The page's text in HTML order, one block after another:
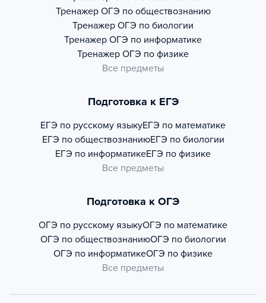
Тренажер ОГЭ по обществознанию
Тренажер ОГЭ по биологии
Тренажер ОГЭ по информатике
Тренажер ОГЭ по физике
Все предметы
Подготовка к ЕГЭ
ЕГЭ по русскому языкуЕГЭ по математике
ЕГЭ по обществознаниюЕГЭ по биологии
ЕГЭ по информатикеЕГЭ по физике
Все предметы
Подготовка к ОГЭ
ОГЭ по русскому языкуОГЭ по математике
ОГЭ по обществознаниюОГЭ по биологии
ОГЭ по информатикеОГЭ по физике
Все предметы